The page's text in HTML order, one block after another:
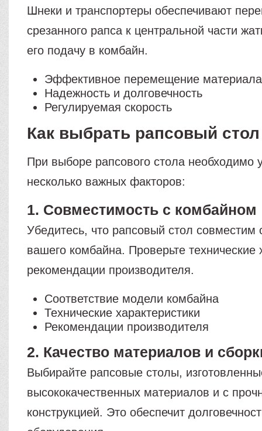
Шнеки и транспортеры обеспечивают
срезанного рапса к центральной части
его подачу в комбайн.
Эффективное перемещение материала
Надежность и долговечность
Регулируемая скорость
Как выбрать рапсовый стол
При выборе рапсового стола необходимо
несколько важных факторов:
1. Совместимость с комбайном
Убедитесь, что рапсовый стол
вашего комбайна. Проверьте технические
рекомендации производителя.
Соответствие модели комбайна
Технические характеристики
Рекомендации производителя
2. Качество материалов и
Выбирайте рапсовые столы,
высококачественных материалов и с
конструкцией. Это обеспечит